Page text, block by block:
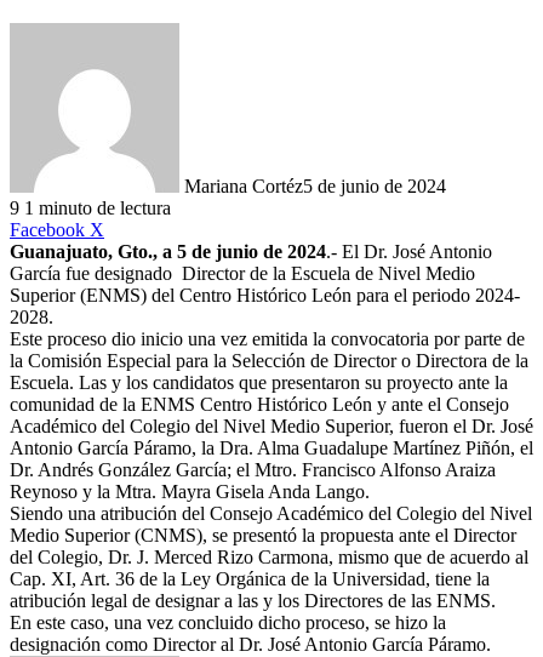
Mariana Cortéz5 de junio de 2024
9 1 minuto de lectura
Facebook X
Guanajuato, Gto., a 5 de junio de 2024.- El Dr. José Antonio
García fue designado Director de la Escuela de Nivel Medio
Superior (ENMS) del Centro Histórico León para el periodo 2024-
2028.
Este proceso dio inicio una vez emitida la convocatoria por parte de
la Comisión Especial para la Selección de Director o Directora de la
Escuela. Las y los candidatos que presentaron su proyecto ante la
comunidad de la ENMS Centro Histórico León y ante el Consejo
Académico del Colegio del Nivel Medio Superior, fueron el Dr. José
Antonio García Páramo, la Dra. Alma Guadalupe Martínez Piñón, el
Dr. Andrés González García; el Mtro. Francisco Alfonso Araiza
Reynoso y la Mtra. Mayra Gisela Anda Lango.
Siendo una atribución del Consejo Académico del Colegio del Nivel
Medio Superior (CNMS), se presentó la propuesta ante el Director
del Colegio, Dr. J. Merced Rizo Carmona, mismo que de acuerdo al
Cap. XI, Art. 36 de la Ley Orgánica de la Universidad, tiene la
atribución legal de designar a las y los Directores de las ENMS.
En este caso, una vez concluido dicho proceso, se hizo la
designación como Director al Dr. José Antonio García Páramo.